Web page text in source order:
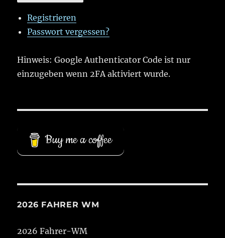
Registrieren
Passwort vergessen?
Hinweis: Google Authenticator Code ist nur
einzugeben wenn 2FA aktiviert wurde.
Buy me a coffee
2026 FAHRER WM
2026 Fahrer-WM